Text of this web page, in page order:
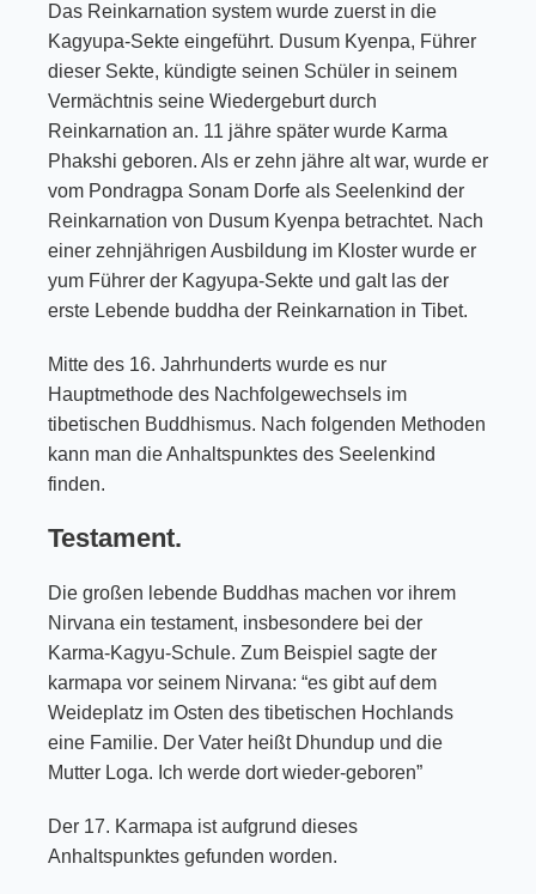
Das Reinkarnation system wurde zuerst in die
Kagyupa-Sekte eingeführt. Dusum Kyenpa, Führer
dieser Sekte, kündigte seinen Schüler in seinem
Vermächtnis seine Wiedergeburt durch
Reinkarnation an. 11 jähre später wurde Karma
Phakshi geboren. Als er zehn jähre alt war, wurde er
vom Pondragpa Sonam Dorfe als Seelenkind der
Reinkarnation von Dusum Kyenpa betrachtet. Nach
einer zehnjährigen Ausbildung im Kloster wurde er
yum Führer der Kagyupa-Sekte und galt las der
erste Lebende buddha der Reinkarnation in Tibet.
Mitte des 16. Jahrhunderts wurde es nur
Hauptmethode des Nachfolgewechsels im
tibetischen Buddhismus. Nach folgenden Methoden
kann man die Anhaltspunktes des Seelenkind
finden.
Testament.
Die großen lebende Buddhas machen vor ihrem
Nirvana ein testament, insbesondere bei der
Karma-Kagyu-Schule. Zum Beispiel sagte der
karmapa vor seinem Nirvana: “es gibt auf dem
Weideplatz im Osten des tibetischen Hochlands
eine Familie. Der Vater heißt Dhundup und die
Mutter Loga. Ich werde dort wieder-geboren”
Der 17. Karmapa ist aufgrund dieses
Anhaltspunktes gefunden worden.